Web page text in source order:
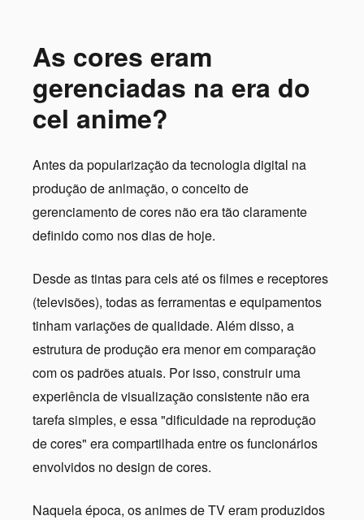
As cores eram
gerenciadas na era do
cel anime?
Antes da popularização da tecnologia digital na
produção de animação, o conceito de
gerenciamento de cores não era tão claramente
definido como nos dias de hoje.
Desde as tintas para cels até os filmes e receptores
(televisões), todas as ferramentas e equipamentos
tinham variações de qualidade. Além disso, a
estrutura de produção era menor em comparação
com os padrões atuais. Por isso, construir uma
experiência de visualização consistente não era
tarefa simples, e essa "dificuldade na reprodução
de cores" era compartilhada entre os funcionários
envolvidos no design de cores.
Naquela época, os animes de TV eram produzidos